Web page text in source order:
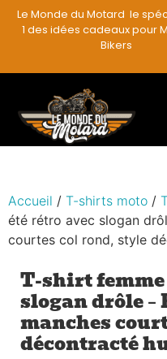
Le Monde du Motard le
1 des idées cadeaux pour
Bikers
Accueil / T-shirts moto /
été rétro avec slogan
courtes col rond, style
T-shirt femme
slogan drôle
manches
décontracté